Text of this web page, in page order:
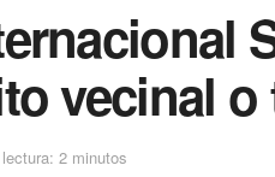
vecinal
2 minutos